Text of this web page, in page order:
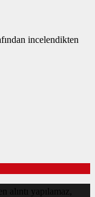
incelendikten
alıntı yapılamaz,